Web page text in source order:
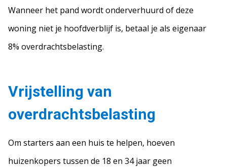
Wanneer het pand wordt onderverhuurd of deze
woning niet je hoofdverblijf is, betaal je als eigenaar
8% overdrachtsbelasting.
Vrijstelling van
overdrachtsbelasting
Om starters aan een huis te helpen, hoeven
huizenkopers tussen de 18 en 34 jaar geen